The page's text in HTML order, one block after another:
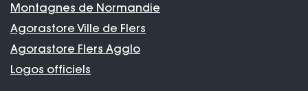
Montagnes de Normandie
Agorastore Ville de Flers
Agorastore Flers Agglo
Logos officiels